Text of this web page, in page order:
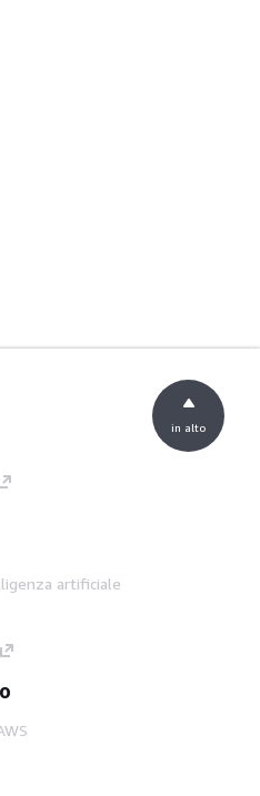
artificiale
in alto